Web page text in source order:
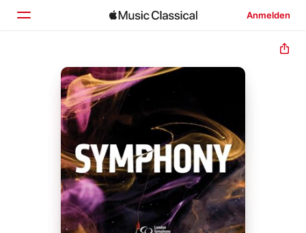
Anmelden
Startseite
Entdecken
Suchen